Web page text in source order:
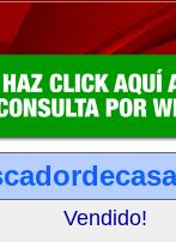
Vendido!